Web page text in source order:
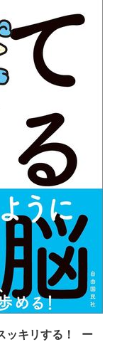
ッキリする！ ー